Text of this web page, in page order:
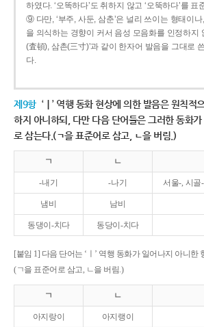
하였다. ‘오똑하다’도 취하지 않고 ‘오뚝하다’를 표
⑨ 다만, ‘부주, 사둔, 삼춘’은 널리 쓰이는 형태이
을 의식하는 경향이 커서 음성 모음화를 인정하지
(査頓), 삼촌(三寸)’과 같이 한자어 발음을 그대로
다.
제9항 ‘ㅣ’ 역행 동화 현상에 의한 발음은 원칙적
하지 아니하되, 다만 다음 단어들은 그러한 동화
로 삼는다.(ㄱ을 표준어로 삼고, ㄴ을 버림.)
ㄱ ㄴ
-내기 -나기 서울-, 시골
냄비 남비
동댕이-치다 동당이-치다
[붙임 1] 다음 단어는 ‘ㅣ’ 역행 동화가 일어나지 아니한
(ㄱ을 표준어로 삼고, ㄴ을 버림.)
ㄱ ㄴ
아지랑이 아지랭이